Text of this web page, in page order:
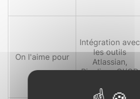
On l'aime pour
Intégration avec
les outils
Atlassian,
Pipelines CI/CD